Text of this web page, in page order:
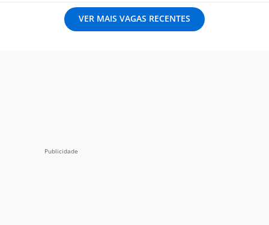
VER MAIS VAGAS RECENTES